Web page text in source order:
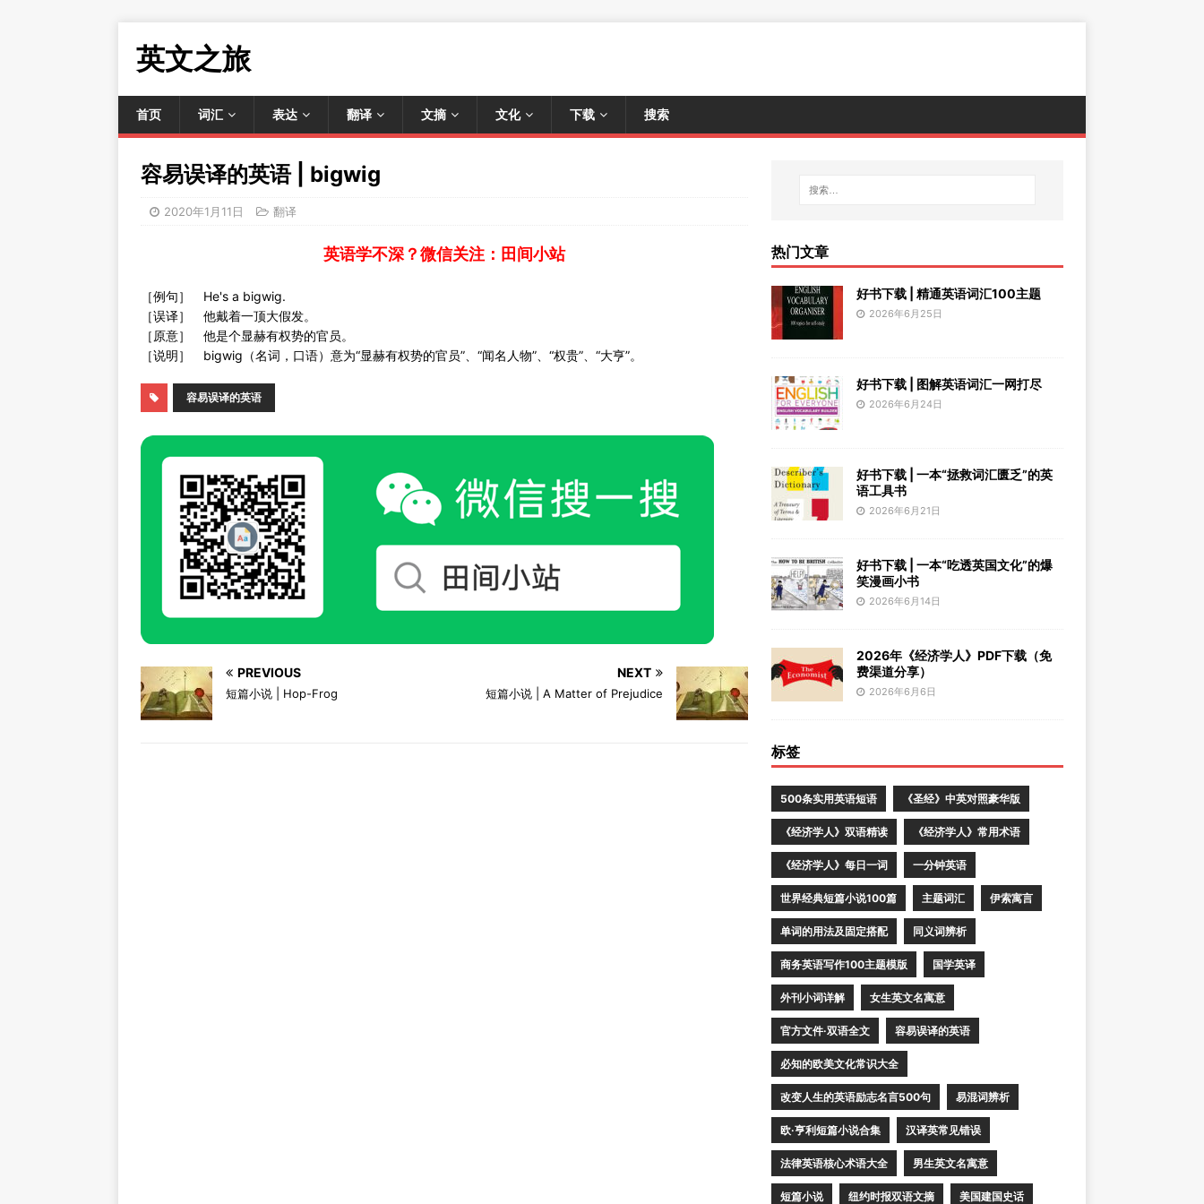
英文之旅
首页 词汇 表达 翻译 文摘 文化 下载 搜索
容易误译的英语 | bigwig
2020年1月11日 翻译
英语学不深？微信关注：田间小站
［例句］ He's a bigwig.
［误译］ 他戴着一顶大假发。
［原意］ 他是个显赫有权势的官员。
［说明］ bigwig（名词，口语）意为“显赫有权势的官员”、“闻名人物”、“权贵”、“大亨”。
容易误译的英语
PREVIOUS
短篇小说 | Hop-Frog
NEXT
短篇小说 | A Matter of Prejudice
热门文章
好书下载 | 精通英语词汇100主题
2026年6月25日
好书下载 | 图解英语词汇一网打尽
2026年6月24日
好书下载 | 一本“拯救词汇匮乏”的英
语工具书
2026年6月21日
好书下载 | 一本“吃透英国文化”的爆
笑漫画小书
2026年6月14日
2026年《经济学人》PDF下载（免
费渠道分享）
2026年6月6日
标签
500条实用英语短语 《圣经》中英对照豪华版
《经济学人》双语精读 《经济学人》常用术语
《经济学人》每日一词 一分钟英语
世界经典短篇小说100篇 主题词汇 伊索寓言
单词的用法及固定搭配 同义词辨析
商务英语写作100主题模版 国学英译
外刊小词详解 女生英文名寓意
官方文件·双语全文 容易误译的英语
必知的欧美文化常识大全
改变人生的英语励志名言500句 易混词辨析
欧·亨利短篇小说合集 汉译英常见错误
法律英语核心术语大全 男生英文名寓意
短篇小说 纽约时报双语文摘 美国建国史话